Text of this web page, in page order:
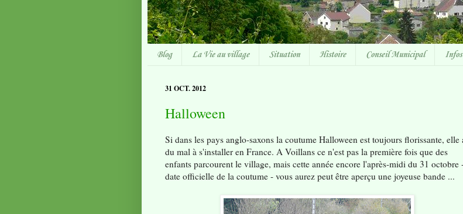
Blog La Vie au village Situation Histoire Conseil Municipal
31 OCT. 2012
Halloween
Si dans les pays anglo-saxons la coutume Halloween est toujours florissante, elle
du mal à s'installer en France. A Voillans ce n'est pas la première fois que des
enfants parcourent le village, mais cette année encore l'après-midi du 31 octobre
date officielle de la coutume - vous aurez peut être aperçu une joyeuse bande ...